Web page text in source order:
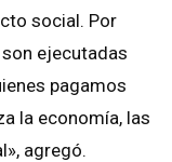
social. Por
ejecutadas
pagamos
la economía, las
agregó.